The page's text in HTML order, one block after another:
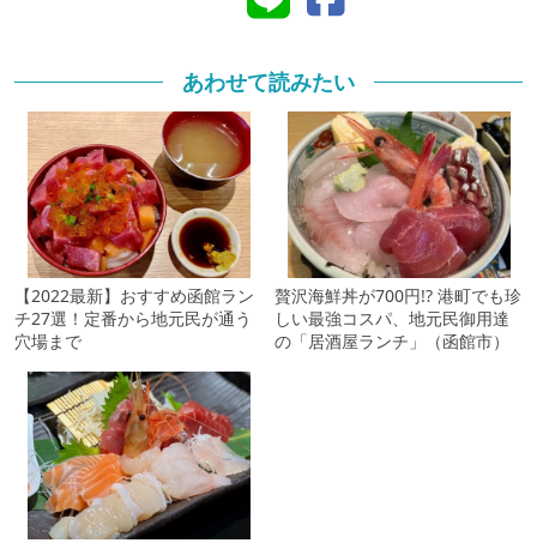
あわせて読みたい
【2022最新】おすすめ函館ラン
チ27選！定番から地元民が通う
穴場まで
贅沢海鮮丼が700円!? 港町でも珍
しい最強コスパ、地元民御用達
の「居酒屋ランチ」（函館市）